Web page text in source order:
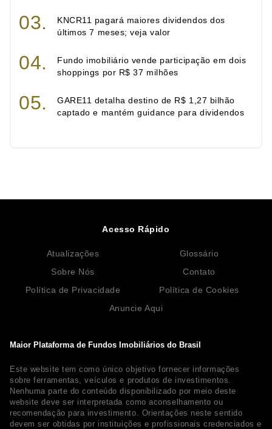
KNCR11 pagará maiores dividendos dos
últimos 7 meses; veja valor
Fundo imobiliário vende participação em dois
shoppings por R$ 37 milhões
GARE11 detalha destino de R$ 1,27 bilhão
captado e mantém guidance para dividendos
Maior Plataforma de Fundos Imobiliários do Brasil
Este website tem como único objetivo fornecer informações
sobre ferramentas, veículos e produtos de investimentos.
Nenhuma parte do conteúdo disponibilizado por meio deste
website deve ser interpretada como aconselhamento ou
recomendação para investimento. Orientações neste sentido
devem ser obtidas por instituições e profissionais credenciados e
Acesso Rápido
Atualizações
Glossário
Sobre Nós
Contato
Política de Privacidade
Política de Cookies
Anuncie Aqui